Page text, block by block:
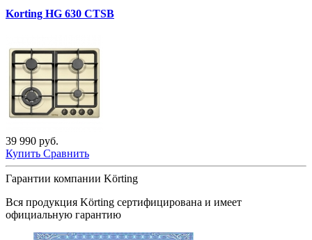
Korting HG 630 CTSB
39 990 руб.
Купить Сравнить
Гарантии компании Körting
Вся продукция Körting сертифицирована и имеет
официальную гарантию